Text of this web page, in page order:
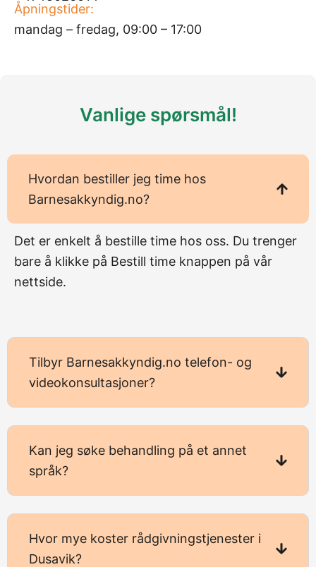
Åpningstider:
mandag – fredag, 09:00 – 17:00
Vanlige spørsmål!
Hvordan bestiller jeg time hos
Barnesakkyndig.no?
Det er enkelt å bestille time hos oss. Du trenger
bare å klikke på Bestill time knappen på vår
nettside.
Tilbyr Barnesakkyndig.no telefon- og
videokonsultasjoner?
Kan jeg søke behandling på et annet
språk?
Hvor mye koster rådgivningstjenester i
Dusavik?